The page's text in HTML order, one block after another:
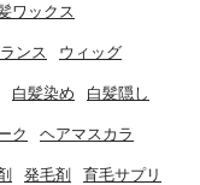
ワックス
ンス ウィッグ
白髪染め 白髪隠し
ク ヘアマスカラ
発毛剤 育毛サプリ